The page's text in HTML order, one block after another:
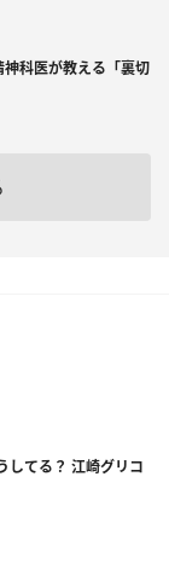
科医が教える「裏切
してる？ 江崎グリコ